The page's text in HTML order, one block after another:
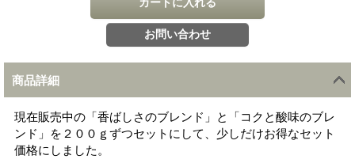
商品詳細
現在販売中の「香ばしさのブレンド」と「コクと酸味のブレ
ンド」を２００ｇずつセットにして、少しだけお得なセット
価格にしました。